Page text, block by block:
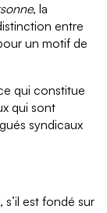
, la
entre
un motif de
qui constitue
qui sont
syndicaux
est fondé sur